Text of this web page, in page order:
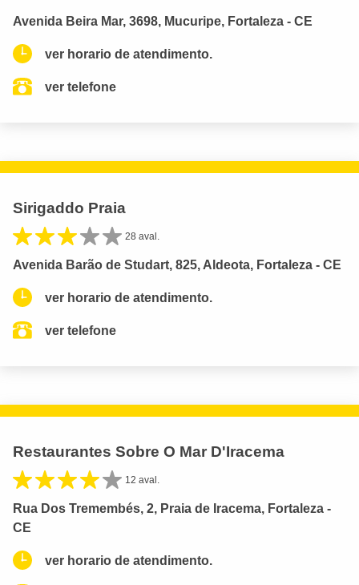
Avenida Beira Mar, 3698, Mucuripe, Fortaleza - CE
ver horario de atendimento.
ver telefone
Sirigaddo Praia
28 aval.
Avenida Barão de Studart, 825, Aldeota, Fortaleza - CE
ver horario de atendimento.
ver telefone
Restaurantes Sobre O Mar D'Iracema
12 aval.
Rua Dos Tremembés, 2, Praia de Iracema, Fortaleza -
CE
ver horario de atendimento.